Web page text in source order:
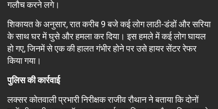
गलौच करने लगे।
शिकायत के अनुसार, रात करीब 9 बजे कई लोग लाठी-डंडों और सरिया
के साथ घर में घुसे और हमला कर दिया। इस हमले में कई लोग घायल
हो गए, जिनमें से एक की हालत गंभीर होने पर उसे हायर सेंटर रेफर
किया गया।
पुलिस की कार्रवाई
लक्सर कोतवाली प्रभारी निरीक्षक राजीव रौथान ने बताया कि दोनों